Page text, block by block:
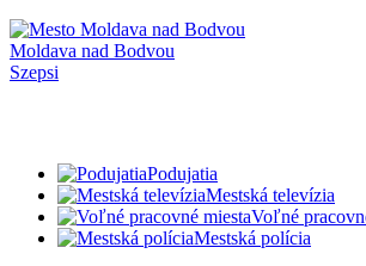
Moldava nad Bodvou
Szepsi
Podujatia
Mestská televízia
Voľné
Mestská polícia